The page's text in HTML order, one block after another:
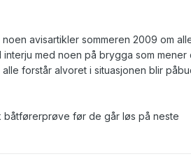
avisartikler sommeren 2009 om
med noen på brygga som mener
forstår alvoret i situasjonen blir
båtførerprøve før de går løs på neste